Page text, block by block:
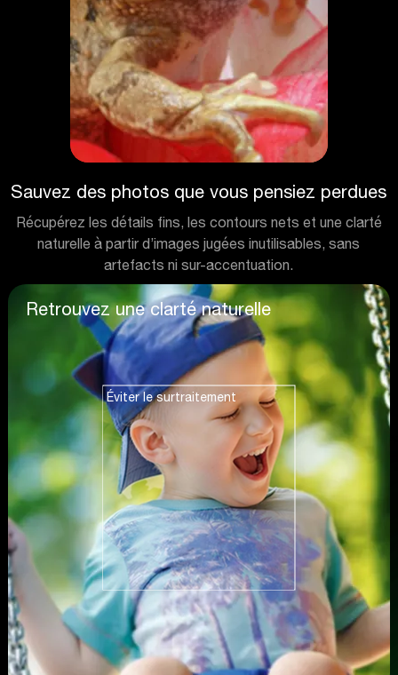
Sauvez des photos que vous pensiez perdues
Récupérez les détails fins, les contours nets et une clarté
naturelle à partir d’images jugées inutilisables, sans
artefacts ni sur-accentuation.
Retrouvez une clarté naturelle
Éviter le surtraitement